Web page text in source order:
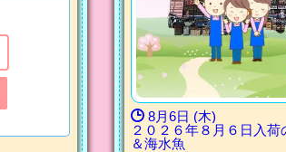
8月6日 (木)
２０２６年８月６日入荷
＆海水魚